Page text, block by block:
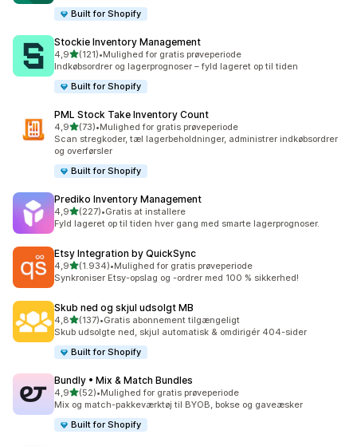
Built for Shopify
Stockie Inventory Management
4,9ud af 5 stjerner
(121)
121 anmeldelser i alt
•Mulighed for gratis prøveperiode
Indkøbsordrer og lagerprognoser – fyld lageret op til tiden
Built for Shopify
PML Stock Take Inventory Count
4,9ud af 5 stjerner
(73)
73 anmeldelser i alt
•Mulighed for gratis prøveperiode
Scan stregkoder, tæl lagerbeholdninger, administrer indkøbsordrer
og overførsler
Built for Shopify
Prediko Inventory Management
4,9ud af 5 stjerner
(227)
227 anmeldelser i alt
•Gratis at installere
Fyld lageret op til tiden hver gang med smarte lagerprognoser.
Etsy Integration by QuickSync
4,9ud af 5 stjerner
(1.934)
1934 anmeldelser i alt
•Mulighed for gratis prøveperiode
Synkroniser Etsy-opslag og -ordrer med 100 % sikkerhed!
Skub ned og skjul udsolgt MB
4,8ud af 5 stjerner
(137)
137 anmeldelser i alt
•Gratis abonnement tilgængeligt
Skub udsolgte ned, skjul automatisk & omdirigér 404-sider
Built for Shopify
Bundly • Mix & Match Bundles
4,9ud af 5 stjerner
(52)
52 anmeldelser i alt
•Mulighed for gratis prøveperiode
Mix og match-pakkeværktøj til BYOB, bokse og gaveæsker
Built for Shopify